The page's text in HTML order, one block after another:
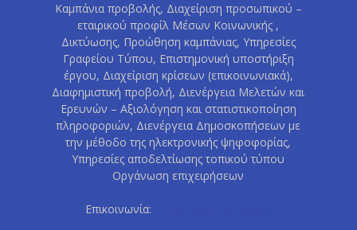
Καμπάνια προβολής, Διαχείριση προσωπικού –
εταιρικού προφίλ Μέσων Κοινωνικής ,
Δικτύωσης, Προώθηση καμπάνιας, Υπηρεσίες
Γραφείου Τύπου, Επιστημονική υποστήριξη
έργου, Διαχείριση κρίσεων (επικοινωνιακά),
Διαφημιστική προβολή, Διενέργεια Μελετών και
Ερευνών – Αξιολόγηση και στατιστικοποίηση
πληροφοριών, Διενέργεια Δημοσκοπήσεων με
την μέθοδο της ηλεκτρονικής ψηφοφορίας,
Υπηρεσίες αποδελτίωσης τοπικού τύπου
Οργάνωση επιχειρήσεων
Επικοινωνία: